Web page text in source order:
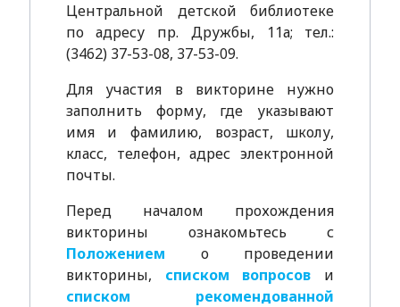
Центральной детской библиотеке
по адресу пр. Дружбы, 11а; тел.:
(3462) 37-53-08, 37-53-09.
Для участия в викторине нужно
заполнить форму, где указывают
имя и фамилию, возраст, школу,
класс, телефон, адрес электронной
почты.
Перед началом прохождения
викторины ознакомьтесь с
Положением о проведении
викторины, списком вопросов и
списком рекомендованной